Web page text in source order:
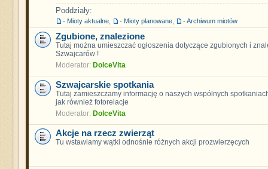
Poddziały:
- Mioty aktualne, - Mioty planowane, - Archiwum miotów
Zgubione, znalezione
Tutaj można umieszczać ogłoszenia dotyczące zgubionych i
Szwajcarów !
Moderator: DolceVita
Szwajcarskie spotkania
Tutaj zamieszczamy informację o naszych wspólnych
jak również fotorelacje
Moderator: DolceVita
Akcje na rzecz zwierząt
Tu wstawiamy wątki odnośnie różnych akcji prozwierzęcych